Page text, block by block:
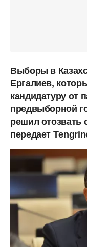
Выборы в
Ергалиев,
кандидатуру от
предвыборной
решил отозвать
передает